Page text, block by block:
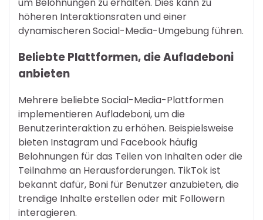
höheren Interaktionsraten und einer
dynamischeren Social-Media-Umgebung führen.
Beliebte Plattformen, die Aufladeboni
anbieten
Mehrere beliebte Social-Media-Plattformen
implementieren Aufladeboni, um die
Benutzerinteraktion zu erhöhen. Beispielsweise
bieten Instagram und Facebook häufig
Belohnungen für das Teilen von Inhalten oder die
Teilnahme an Herausforderungen. TikTok ist
bekannt dafür, Boni für Benutzer anzubieten, die
trendige Inhalte erstellen oder mit Followern
interagieren.